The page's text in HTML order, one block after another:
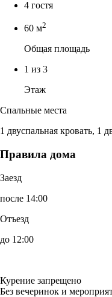
4 гостя
60 м2
Общая площадь
1 из 3
Этаж
Спальные места
1 двуспальная кровать, 1
Правила дома
Заезд
после 14:00
Отъезд
до 12:00
Курение запрещено
Без вечеринок и